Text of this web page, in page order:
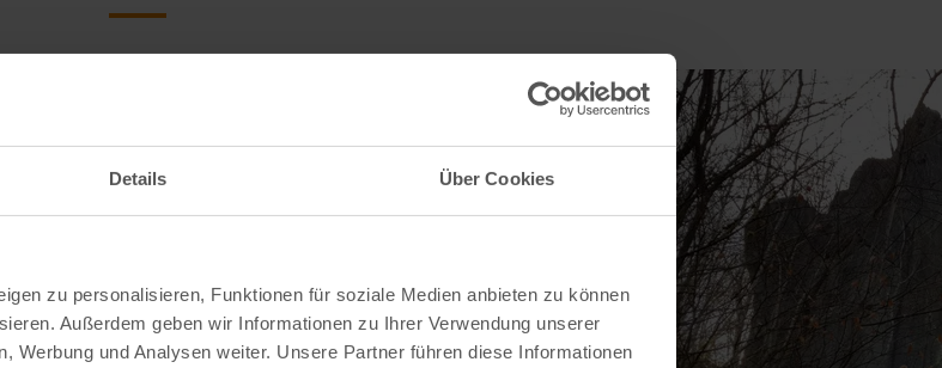
Details Über Cookies
zu personalisieren, Funktionen für soziale Medien anbieten zu können
Außerdem geben wir Informationen zu Ihrer Verwendung unserer
Werbung und Analysen weiter. Unsere Partner führen diese Informationen